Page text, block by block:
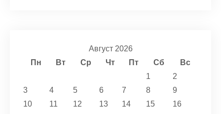
Август 2026
Пн
Вт Ср Чт Пт Сб
Вс
1
2
3
4 5 6 7 8
9
10
11 12 13 14 15
16